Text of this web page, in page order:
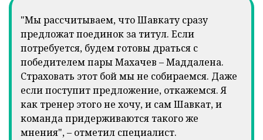
"Мы рассчитываем, что Шавкату сразу
предложат поединок за титул. Если
потребуется, будем готовы драться с
победителем пары Махачев – Маддалена.
Страховать этот бой мы не собираемся. Даже
если поступит предложение, откажемся. Я
как тренер этого не хочу, и сам Шавкат, и
команда придерживаются такого же
мнения", – отметил специалист.